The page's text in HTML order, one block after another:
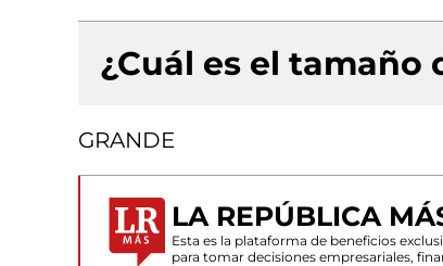
¿Cuál es el tamaño
GRANDE
LA REPÚBLICA
Esta es la plataforma de beneficios
para tomar decisiones empresariales,